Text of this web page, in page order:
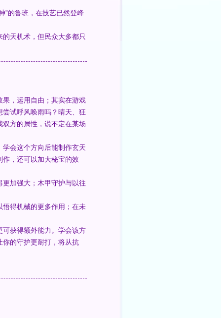
的鲁班，在技艺已然登峰
天机术，但民众大多都只
，运用自由；其实在游戏
试呼风唤雨吗？晴天、狂
方的属性，说不定在某场
会这个方向后能制作玄天
，还可以加大秘宝的效
加强大；木甲守护与以往
得机械的更多作用；在未
获得额外能力。学会该方
的守护更耐打，将从抗